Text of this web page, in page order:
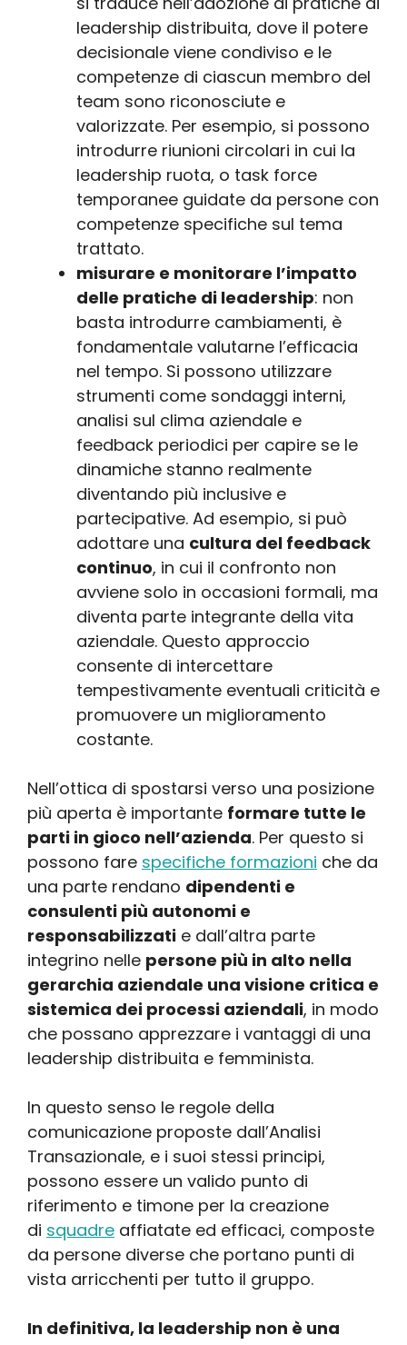
leadership distribuita, dove il potere
decisionale viene condiviso e le
competenze di ciascun membro del
team sono riconosciute e
valorizzate. Per esempio, si possono
introdurre riunioni circolari in cui la
leadership ruota, o task force
temporanee guidate da persone con
competenze specifiche sul tema
trattato.
misurare e monitorare l’impatto
delle pratiche di leadership: non
basta introdurre cambiamenti, è
fondamentale valutarne l’efficacia
nel tempo. Si possono utilizzare
strumenti come sondaggi interni,
analisi sul clima aziendale e
feedback periodici per capire se le
dinamiche stanno realmente
diventando più inclusive e
partecipative. Ad esempio, si può
adottare una cultura del feedback
continuo, in cui il confronto non
avviene solo in occasioni formali, ma
diventa parte integrante della vita
aziendale. Questo approccio
consente di intercettare
tempestivamente eventuali criticità e
promuovere un miglioramento
costante.
Nell’ottica di spostarsi verso una posizione
più aperta è importante formare tutte le
parti in gioco nell’azienda. Per questo si
possono fare specifiche formazioni che da
una parte rendano dipendenti e
consulenti più autonomi e
responsabilizzati e dall’altra parte
integrino nelle persone più in alto nella
gerarchia aziendale una visione critica e
sistemica dei processi aziendali, in modo
che possano apprezzare i vantaggi di una
leadership distribuita e femminista.
In questo senso le regole della
comunicazione proposte dall’Analisi
Transazionale, e i suoi stessi principi,
possono essere un valido punto di
riferimento e timone per la creazione
di squadre affiatate ed efficaci, composte
da persone diverse che portano punti di
vista arricchenti per tutto il gruppo.
In definitiva, la leadership non è una